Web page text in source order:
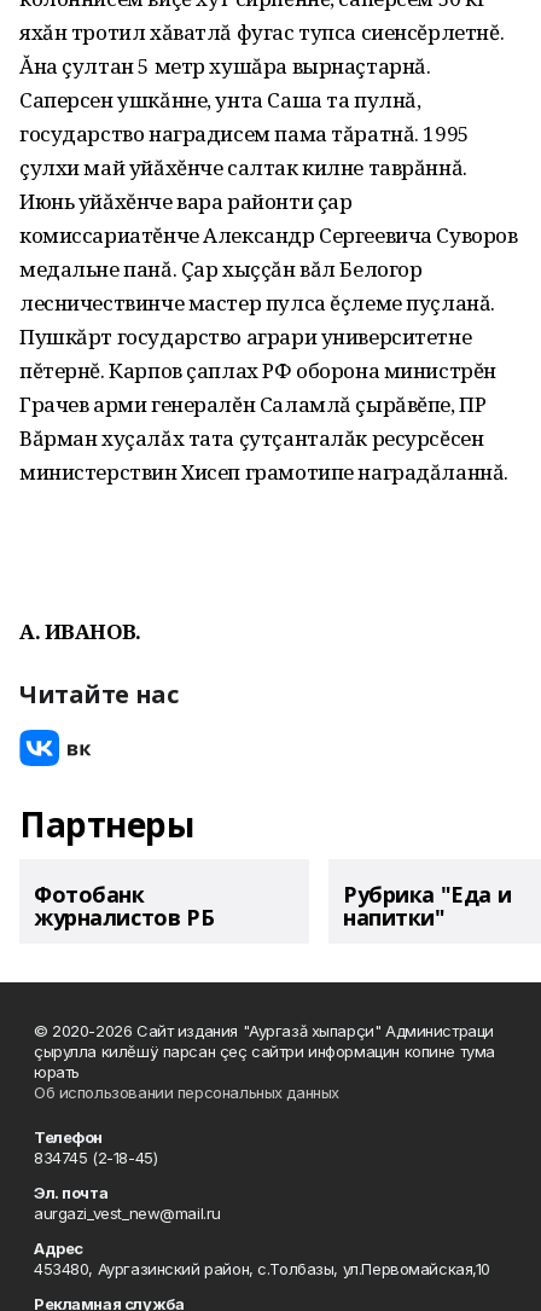
яхăн тротил хăватлă фугас тупса сиенсĕрлетнĕ.
Ăна çултан 5 метр хушăра вырнаçтарнă.
Саперсен ушкăнне, унта Саша та пулнă,
государство наградисем пама тăратнă. 1995
çулхи май уйăхĕнче салтак килне таврăннă.
Июнь уйăхĕнче вара районти çар
комиссариатĕнче Александр Сергеевича Суворов
медальне панă. Çар хыççăн вăл Белогор
лесничествинче мастер пулса ĕçлеме пуçланă.
Пушкăрт государство аграри университетне
пĕтернĕ. Карпов çаплах РФ оборона министрĕн
Грачев арми генералĕн Саламлă çырăвĕпе, ПР
Вăрман хуçалăх тата çутçанталăк ресурсĕсен
министерствин Хисеп грамотипе наградăланнă.
А. ИВАНОВ.
Читайте нас
Партнеры
Фотобанк
журналистов РБ
Рубрика "Еда и
напитки"
© 2020-2026 Сайт издания "Аургазă хыпарçи" Администраци
çырулла килĕшÿ парсан çеç сайтри информацин копине тума
юрать
Об использовании персональных данных
Телефон
834745 (2-18-45)
Эл. почта
aurgazi_vest_new@mail.ru
Адрес
453480, Аургазинский район, с.Толбазы, ул.Первомайская,10
Рекламная служба